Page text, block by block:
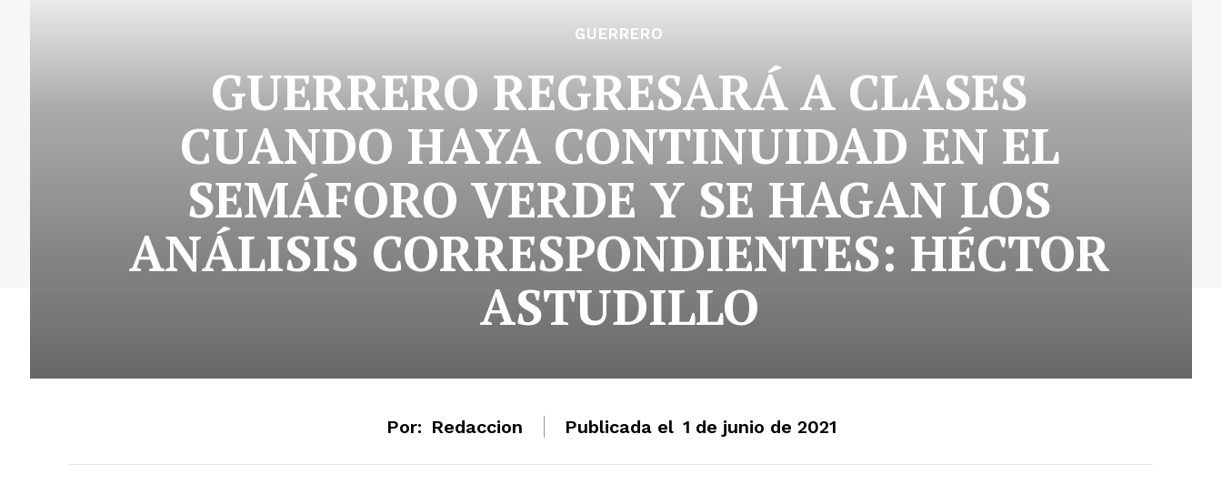
GUERRERO
GUERRERO REGRESARÁ A CLASES
CUANDO HAYA CONTINUIDAD EN EL
SEMÁFORO VERDE Y SE HAGAN LOS
ANÁLISIS CORRESPONDIENTES: HÉCTOR
ASTUDILLO
Por: Redaccion Publicada el 1 de junio de 2021